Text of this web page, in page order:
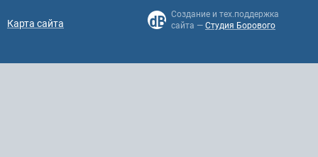
Карта сайта
Создание и тех.поддержка
сайта — Студия Борового